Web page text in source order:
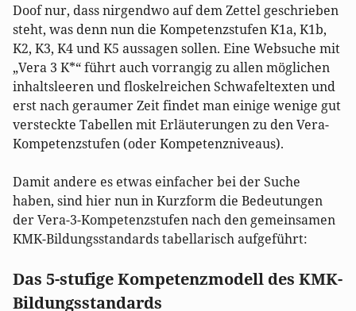
Doof nur, dass nirgendwo auf dem Zettel geschrieben
steht, was denn nun die Kompetenzstufen K1a, K1b,
K2, K3, K4 und K5 aussagen sollen. Eine Websuche mit
„Vera 3 K*“ führt auch vorrangig zu allen möglichen
inhaltsleeren und floskelreichen Schwafeltexten und
erst nach geraumer Zeit findet man einige wenige gut
versteckte Tabellen mit Erläuterungen zu den Vera-
Kompetenzstufen (oder Kompetenzniveaus).
Damit andere es etwas einfacher bei der Suche
haben, sind hier nun in Kurzform die Bedeutungen
der Vera-3-Kompetenzstufen nach den gemeinsamen
KMK-Bildungsstandards tabellarisch aufgeführt:
Das 5-stufige Kompetenzmodell des KMK-
Bildungsstandards